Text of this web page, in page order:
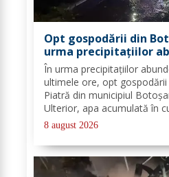
Opt gospodării din
urma precipitațiilor
ultimele ore
În urma precipitațiilor
ultimele ore, opt
Piatră din municipiul
Ulterior, apa acumulată în
pe carosabil. Pentru
din cadrul Detașamentului
8 august 2026